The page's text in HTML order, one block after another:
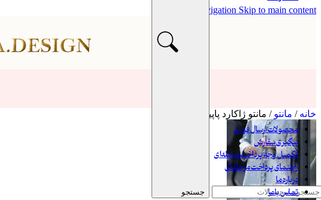
Skip to navigation Skip to main content
جستجو
عبایات
شال و روسری
محصولات ارسال فوری
پیگیری سفارش
تکمیل وجه پرداخت مرحله‌ای
راهنمای پرداخت مرحله‌ای
درباره ما
تماس با ما
خانه/ مانتو/ مانتو ژاکارد پاپیون